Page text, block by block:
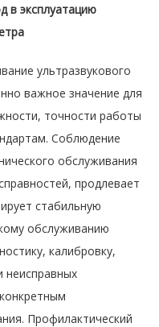
в эксплуатацию
ультразвукового
важное значение для
точности работы
Соблюдение
обслуживания
продлевает
стабильную
обслуживанию
калибровку,
неисправных
Профилактический